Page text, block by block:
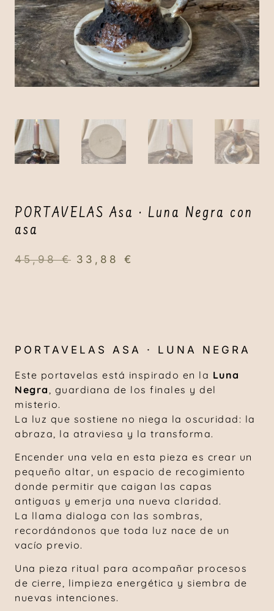
PORTAVELAS Asa · Luna Negra con
asa
45,98€ 33,88 €
PORTAVELAS ASA · LUNA NEGRA
Este portavelas está inspirado en la Luna
Negra
, guardiana de los finales y del
misterio.
La luz que sostiene no niega la oscuridad: la
abraza, la atraviesa y la transforma.
Encender una vela en esta pieza es crear un
pequeño altar, un espacio de recogimiento
donde permitir que caigan las capas
antiguas y emerja una nueva claridad.
La llama dialoga con las sombras,
recordándonos que toda luz nace de un
vacío previo.
Una pieza ritual para acompañar procesos
de cierre, limpieza energética y siembra de
nuevas intenciones.